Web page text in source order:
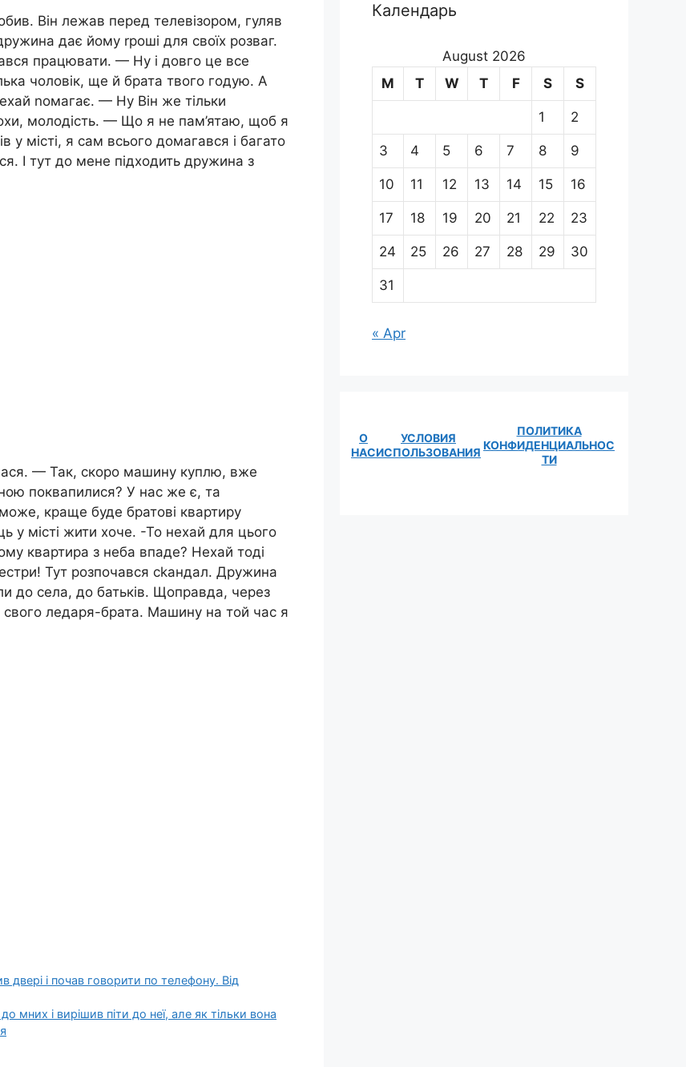
Він лежав перед телевізором, гуляв
дає йому rроші для своїх розваг.
працювати. — Ну і довго це все
чоловік, ще й брата твого годую. А
nомагає. — Ну Він же тільки
молодість. — Що я не пам’ятаю, щоб я
у місті, я сам всього домагався і багато
І тут до мене підходить дружина з
— Так, скоро машину куплю, вже
поквапилися? У нас же є, та
краще буде братові квартиру
у місті жити хоче. -То нехай для цього
квартира з неба впаде? Нехай тоді
Тут розпочався сkандал. Дружина
до села, до батьків. Щоправда, через
ледаря-брата. Машину на той час я
двері і почав говорити по телефону. Від
мних і вирішив піти до неї, але як тільки вона
Календарь
August 2026
M
T W T F S S
1 2
3 4 5 6 7 8 9
10 11 12 13 14 15 16
17 18 19 20 21 22 23
24 25 26 27 28 29 30
31
« Apr
О
НАС
УСЛОВИЯ
ИСПОЛЬЗОВАНИЯ
ПОЛИТИКА
КОНФИДЕНЦИАЛЬНОС
ТИ